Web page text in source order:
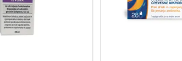
zdravnikom ali farmacevtom: